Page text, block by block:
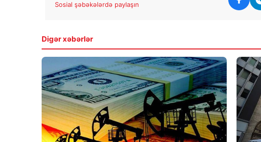
Sosial şəbəkələrdə paylaşın
Digər xəbərlər